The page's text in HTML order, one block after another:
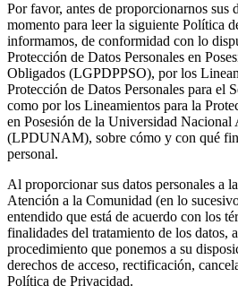
Por favor, antes de proporcionarnos sus
momento para leer la siguiente Política
informamos, de conformidad con lo
Protección de Datos Personales en
Obligados (LGPDPPSO), por los
Protección de Datos Personales para el
como por los Lineamientos para la
en Posesión de la Universidad
(LPDUNAM), sobre cómo y con qué
personal.
Al proporcionar sus datos personales a
Atención a la Comunidad (en lo
entendido que está de acuerdo con los
finalidades del tratamiento de los datos,
procedimiento que ponemos a su
derechos de acceso, rectificación,
Política de Privacidad.